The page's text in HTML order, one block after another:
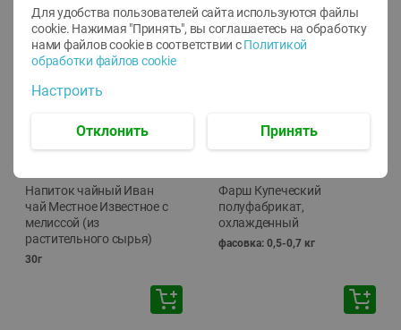
Напиток чайный Иван
чай Местное Известное с
мелиссой (из
растительного сырья)
30г
🕘12:00-20:00
Фарш Купеческий
полуфабрикат,
охлажденный
фасовка: 0,5-0,7 кг
Для удобства пользователей сайта используются файлы
cookie. Нажимая "Принять", вы соглашаетесь на обработку
нами файлов cookie в соответствии с Политикой
обработки файлов cookie
Настроить
Отклонить Принять